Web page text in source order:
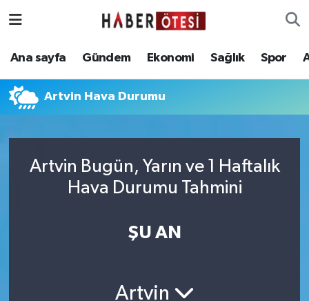
Ana sayfa Gündem Ekonomi Sağlık Spor
Artvin Hava Durumu
Artvin Bugün, Yarın ve 1 Haftalık
Hava Durumu Tahmini
ŞU AN
Artvin
Ana sayfa
Sağlık
Eskişehir Nöbetçi Eczaneler
Eskişehir Trafik Yoğunluk Haritası
Süper Lig Puan Durumu ve Fikstür